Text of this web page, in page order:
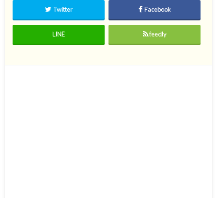
Twitter Facebook
LINE feedly